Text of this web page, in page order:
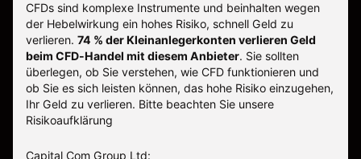
CFDs sind komplexe Instrumente und beinhalten wegen
der Hebelwirkung ein hohes Risiko, schnell Geld zu
verlieren. 74 % der Kleinanlegerkonten verlieren Geld
beim CFD-Handel mit diesem Anbieter. Sie sollten
überlegen, ob Sie verstehen, wie CFD funktionieren und
ob Sie es sich leisten können, das hohe Risiko einzugehen,
Ihr Geld zu verlieren. Bitte beachten Sie unsere
Risikoaufklärung
Capital Com Group Ltd: